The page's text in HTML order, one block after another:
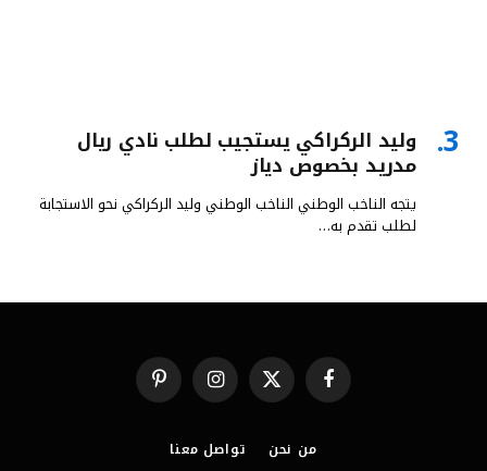
وليد الركراكي يستجيب لطلب نادي ريال
مدريد بخصوص دياز
يتجه الناخب الوطني الناخب الوطني وليد الركراكي نحو الاستجابة
لطلب تقدم به…
فيسبوك X
(Twitter)
الانستغرامبينتيريست
من نحن تواصل معنا